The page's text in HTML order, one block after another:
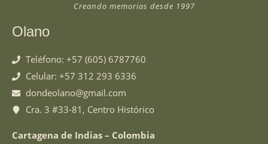
Creando memorias desde 1997
Olano
Teléfono: +57 (605) 6787760
Celular: +57 312 293 6336
dondeolano@gmail.com
Cra. 3 #33-81, Centro Histórico
Cartagena de Indias – Colombia